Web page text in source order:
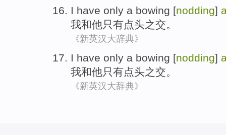
I have only a bowing [nodding]
我和他只有点头之交。
《新英汉大辞典》
I have only a bowing [nodding]
我和他只有点头之交。
《新英汉大辞典》